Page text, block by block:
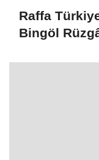
Raffa
Bingöl